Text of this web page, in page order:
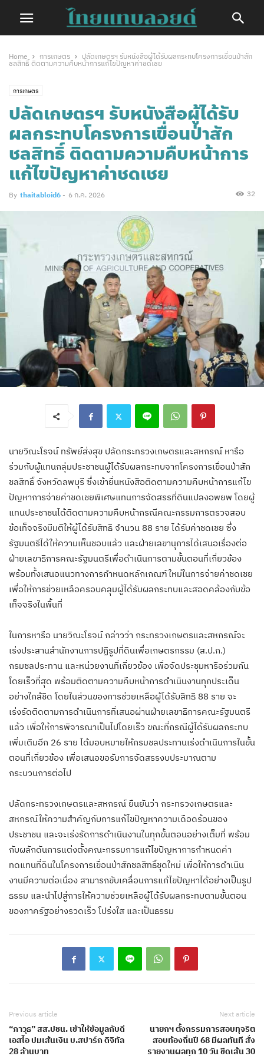
Home การเกษตร
ปลัดเกษตรฯ รับหนังสือผู้ได้รับผลกระทบโครงการเขื่อนป่าสัก
ชลสิทธิ์ ติดตามความคืบหน้าการแก้ไขปัญหาค่าชดเชย
การเกษตร
ปลัดเกษตรฯ รับหนังสือผู้ได้รับ
ผลกระทบโครงการเขื่อนป่าสัก
ชลสิทธิ์ ติดตามความคืบหน้าการ
แก้ไขปัญหาค่าชดเชย
By thaitabloid6 - 6 ก.ค. 2026 32
นายวิณะโรจน์ ทรัพย์ส่งสุข ปลัดกระทรวงเกษตรและสหกรณ์ หารือ
ร่วมกับผู้แทนกลุ่มประชาชนผู้ได้รับผลกระทบจากโครงการเขื่อนป่าสัก
ชลสิทธิ์ จังหวัดลพบุรี ซึ่งเข้ายื่นหนังสือติดตามความคืบหน้าการแก้ไข
ปัญหาการจ่ายค่าชดเชยพิเศษแทนการจัดสรรที่ดินแปลงอพยพ โดยผู้
แทนประชาชนได้ติดตามความคืบหน้ากรณีคณะกรรมการตรวจสอบ
ข้อเท็จจริงมีมติให้ผู้ได้รับสิทธิ จำนวน 88 ราย ได้รับค่าชดเชย ซึ่ง
รัฐมนตรีได้ให้ความเห็นชอบแล้ว และฝ่ายเลขานุการได้เสนอเรื่องต่อ
ฝ่ายเลขาธิการคณะรัฐมนตรีเพื่อดำเนินการตามขั้นตอนที่เกี่ยวข้อง
พร้อมทั้งเสนอแนวทางการกำหนดหลักเกณฑ์ใหม่ในการจ่ายค่าชดเชย
เพื่อให้การช่วยเหลือครอบคลุมผู้ได้รับผลกระทบและสอดคล้องกับข้อ
เท็จจริงในพื้นที่
ในการหารือ นายวิณะโรจน์ กล่าวว่า กระทรวงเกษตรและสหกรณ์จะ
เร่งประสานสำนักงานการปฏิรูปที่ดินเพื่อเกษตรกรรม (ส.ป.ก.)
กรมชลประทาน และหน่วยงานที่เกี่ยวข้อง เพื่อจัดประชุมหารือร่วมกัน
โดยเร็วที่สุด พร้อมติดตามความคืบหน้าการดำเนินงานทุกประเด็น
อย่างใกล้ชิด โดยในส่วนของการช่วยเหลือผู้ได้รับสิทธิ 88 ราย จะ
เร่งรัดติดตามการดำเนินการที่เสนอผ่านฝ่ายเลขาธิการคณะรัฐมนตรี
แล้ว เพื่อให้การพิจารณาเป็นไปโดยเร็ว ขณะที่กรณีผู้ได้รับผลกระทบ
เพิ่มเติมอีก 26 ราย ได้มอบหมายให้กรมชลประทานเร่งดำเนินการในขั้น
ตอนที่เกี่ยวข้อง เพื่อเสนอขอรับการจัดสรรงบประมาณตาม
กระบวนการต่อไป
ปลัดกระทรวงเกษตรและสหกรณ์ ยืนยันว่า กระทรวงเกษตรและ
สหกรณ์ให้ความสำคัญกับการแก้ไขปัญหาความเดือดร้อนของ
ประชาชน และจะเร่งรัดการดำเนินงานในทุกขั้นตอนอย่างเต็มที่ พร้อม
กับผลักดันการแต่งตั้งคณะกรรมการแก้ไขปัญหาการกำหนดค่า
ทดแทนที่ดินในโครงการเขื่อนป่าสักชลสิทธิ์ชุดใหม่ เพื่อให้การดำเนิน
งานมีความต่อเนื่อง สามารถขับเคลื่อนการแก้ไขปัญหาได้อย่างเป็นรูป
ธรรม และนำไปสู่การให้ความช่วยเหลือผู้ได้รับผลกระทบตามขั้นตอน
ของภาครัฐอย่างรวดเร็ว โปร่งใส และเป็นธรรม
Previous article
“ภาวุธ” สส.ปชน. เข้าให้ข้อมูลกับดี
เอสไอ ปมเส้นเงิน บ.สปาร์ก ดิจิทัล
28 ล้านบาท
Next article
นายกฯ ตั้งกรรมการสอบทุจริต
สอบท้องถิ่นปี 68 มีผลทันที สั่ง
รายงานผลทุก 10 วัน ขีดเส้น 30